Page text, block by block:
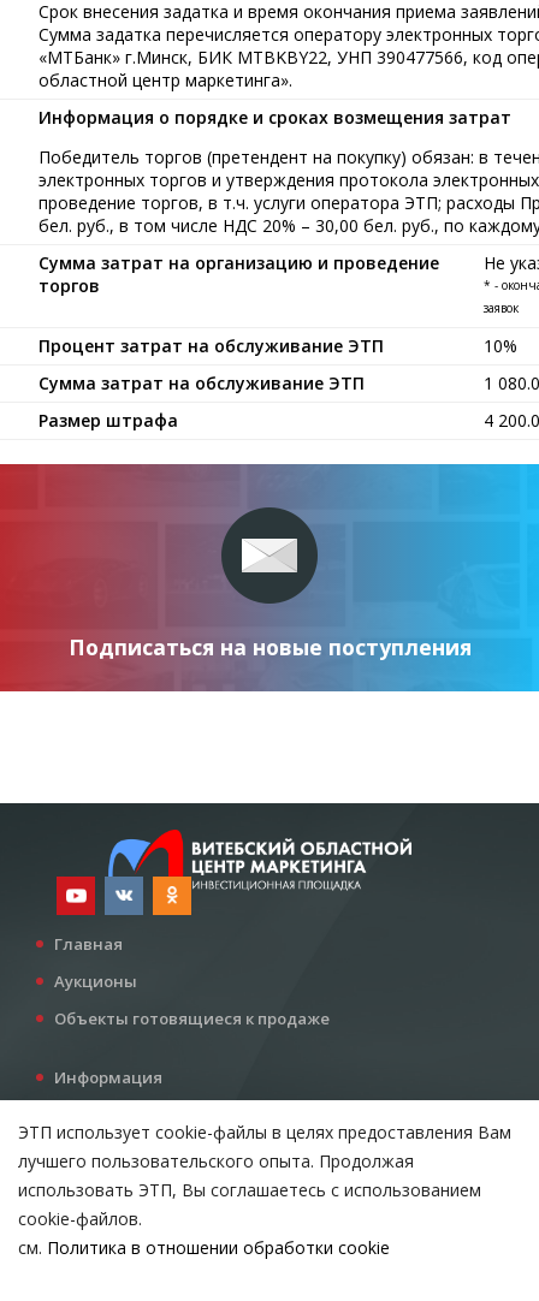
Срок внесения задатка и время окончания приема
Сумма задатка перечисляется оператору электронных
«МТБанк» г.Минск, БИК MTBKBY22, УНП 390477566, код
областной центр маркетинга».
Информация о порядке и сроках возмещения затрат
Победитель торгов (претендент на покупку) обязан: в
электронных торгов и утверждения протокола
проведение торгов, в т.ч. услуги оператора ЭТП; расходы
бел. руб., в том числе НДС 20% – 30,00 бел. руб., по
Сумма затрат на организацию и проведение
торгов
Не
* -
заявок
Процент затрат на обслуживание ЭТП
10%
Сумма затрат на обслуживание ЭТП
1
Размер штрафа
4
Подписаться на новые поступления
Главная
Аукционы
Объекты готовящиеся к продаже
Информация
Все для инвестора
Контакты
Возникли вопросы?
ЭТП использует cookie-файлы в целях предоставления Вам
лучшего пользовательского опыта. Продолжая
использовать ЭТП, Вы соглашаетесь с использованием
cookie-файлов.
см. Политика в отношении обработки cookie